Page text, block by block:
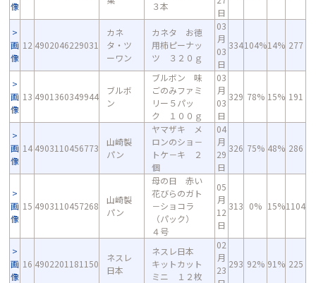
像
３本
日
画
像
12 4902046229031
カネ
タ・ツ
ーワン
カネタ お徳
用柿ピーナッ
ツ ３２０ｇ
03
月
03
日
334104%14% 277
画
像
13 4901360349944
ブルボ
ン
ブルボン 味
ごのみファミ
リー５パッ
ク １００ｇ
03
月
03
日
329 78% 15% 191
画
像
14 4903110456773
山崎製
パン
ヤマザキ メ
ロンのショ－
トケ－キ ２
個
04
月
29
日
326 75% 48% 286
画
像
15 4903110457268
山崎製
パン
母の日 赤い
花びらのガト
－ショコラ
（パック）
４号
05
月
12
日
313 0% 15%1104
画
像
16 4902201181150
ネスレ
日本
ネスレ日本
キットカット
ミニ １２枚
02
月
23
293 92% 91% 225